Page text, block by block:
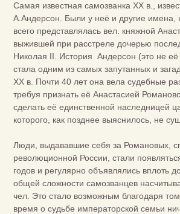
Самая известная самозванка XX в.,
А.Андерсон. Были у неё и другие имена,
всего представлялась вел. княжной
выжившей при расстреле дочерью
Николая II. История Андерсон (это не
стала одним из самых запутанных и
ХХ в. Почти 40 лет она вела судебные
требуя признать её Анастасией
сделать её единственной наследницей
которого, как позднее выяснилось, не
Люди, выдававшие себя за Романовых,
революционной России, стали
годов и регулярно объявлялись вплоть
общей сложности самозванцев
чел. Это стало возможным благодаря
время о судьбе императорской семьи